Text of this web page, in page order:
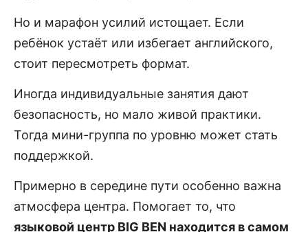
Но и марафон усилий истощает. Если
ребёнок устаёт или избегает английского,
стоит пересмотреть формат.
Иногда индивидуальные занятия дают
безопасность, но мало живой практики.
Тогда мини-группа по уровню может стать
поддержкой.
Примерно в середине пути особенно важна
атмосфера центра. Помогает то, что
языковой центр BIG BEN находится в самом